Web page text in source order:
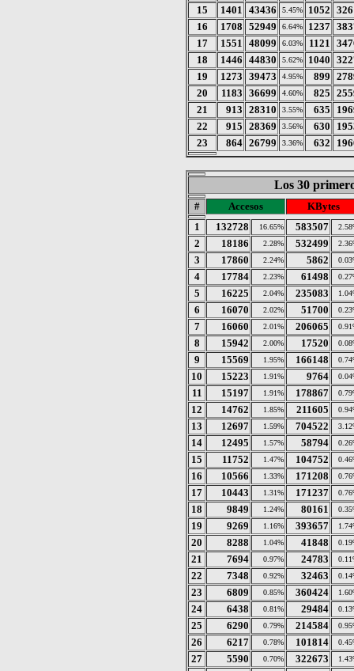
15
1401 43436 5.45% 1052
16
1708 52949 6.64% 1237
17
1551 48099 6.03% 1121
18
1446 44830 5.62% 1040
19
1273 39473 4.95% 899
20
1183 36699 4.60% 825
21
913 28310 3.55% 635
22
915 28369 3.56% 630
23
864 26799 3.36% 632
Los 30
# Accesos
KBytes
1
132728 16.65% 583507
2 18186 2.28% 532499
3 17860 2.24% 5862
4 17784 2.23% 61498
5 16225 2.04% 235083
6 16070 2.02% 51700
7 16060 2.01% 206065
8 15942 2.00% 17520
9 15569 1.95% 166148
10 15223 1.91% 9764
11 15197 1.91% 178867
12 14762 1.85% 211605
13 12697 1.59% 704522
14 12495 1.57% 58794
15 11752 1.47% 104752
16 10566 1.33% 171208
17 10443 1.31% 171237
18 9849 1.24% 80161
19 9269 1.16% 393657
20 8288 1.04% 41848
21 7694 0.97% 24783
22 7348 0.92% 32463
23 6809 0.85% 360424
24 6438 0.81% 29484
25 6290 0.79% 214584
26 6217 0.78% 101814
27 5590 0.70% 322673